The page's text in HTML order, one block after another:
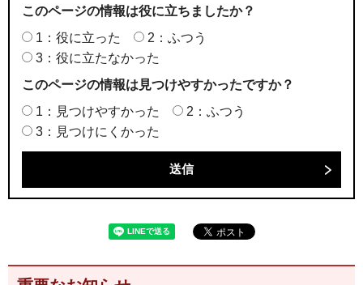
このページの情報は役に立ちましたか？
1：役に立った
2：ふつう
3：役に立たなかった
このページの情報は見つけやすかったですか？
1：見つけやすかった
2：ふつう
3：見つけにくかった